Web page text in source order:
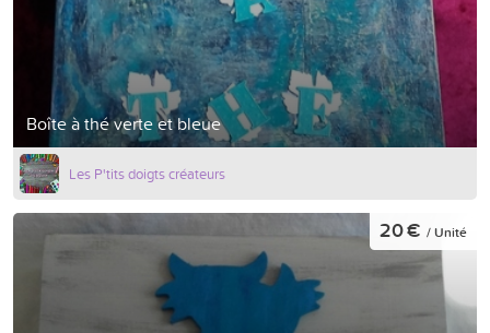
Boîte à thé verte et bleue
Les P'tits doigts créateurs
20 € / Unité